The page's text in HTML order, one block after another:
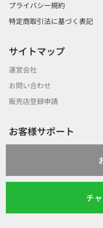
プライバシー規約
特定商取引法に基づく表記
サイトマップ
運営会社
お問い合わせ
販売店登録申請
お客様サポート
チ